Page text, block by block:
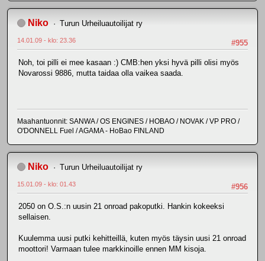
Niko Turun Urheiluautoilijat ry
#955
14.01.09 - klo: 23.36
Noh, toi pilli ei mee kasaan :) CMB:hen yksi hyvä pilli olisi myös
Novarossi 9886, mutta taidaa olla vaikea saada.
Maahantuonnit: SANWA / OS ENGINES / HOBAO / NOVAK / VP PRO /
O'DONNELL Fuel / AGAMA - HoBao FINLAND
Niko Turun Urheiluautoilijat ry
#956
15.01.09 - klo: 01.43
2050 on O.S.:n uusin 21 onroad pakoputki. Hankin kokeeksi
sellaisen.
Kuulemma uusi putki kehitteillä, kuten myös täysin uusi 21 onroad
moottori! Varmaan tulee markkinoille ennen MM kisoja.